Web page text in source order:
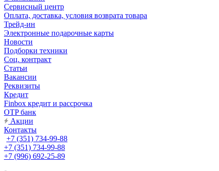
Сервисный центр
Оплата, доставка, условия возврата товара
Трейд-ин
Электронные подарочные карты
Новости
Подборки техники
Соц. контракт
Статьи
Вакансии
Реквизиты
Кредит
Finbox кредит и рассрочка
OTP банк
Акции
Контакты
+7 (351) 734-99-88
+7 (351) 734-99-88
+7 (996) 692-25-89